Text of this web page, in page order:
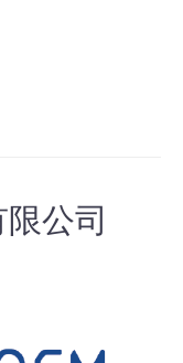
公司